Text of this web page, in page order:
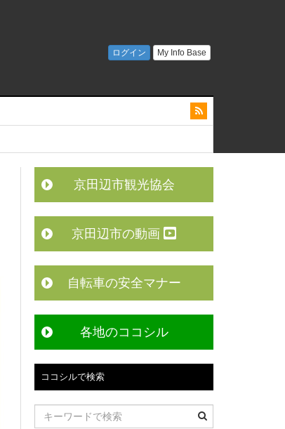
京田辺市観光協会
京田辺市の動画
自転車の安全マナー
各地のココシル
ココシルで検索